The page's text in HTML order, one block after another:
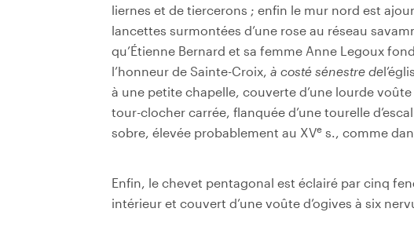
liernes et de tiercerons ; enfin le mur nord est
lancettes surmontées d’une rose au réseau
qu’Étienne Bernard et sa femme Anne Legoux
l’honneur de Sainte-Croix, à costé sénestre de
à une petite chapelle, couverte d’une lourde
tour-clocher carrée, flanquée d’une tourelle
sobre, élevée probablement au XVe s., comme
Enfin, le chevet pentagonal est éclairé par cinq
intérieur et couvert d’une voûte d’ogives à six